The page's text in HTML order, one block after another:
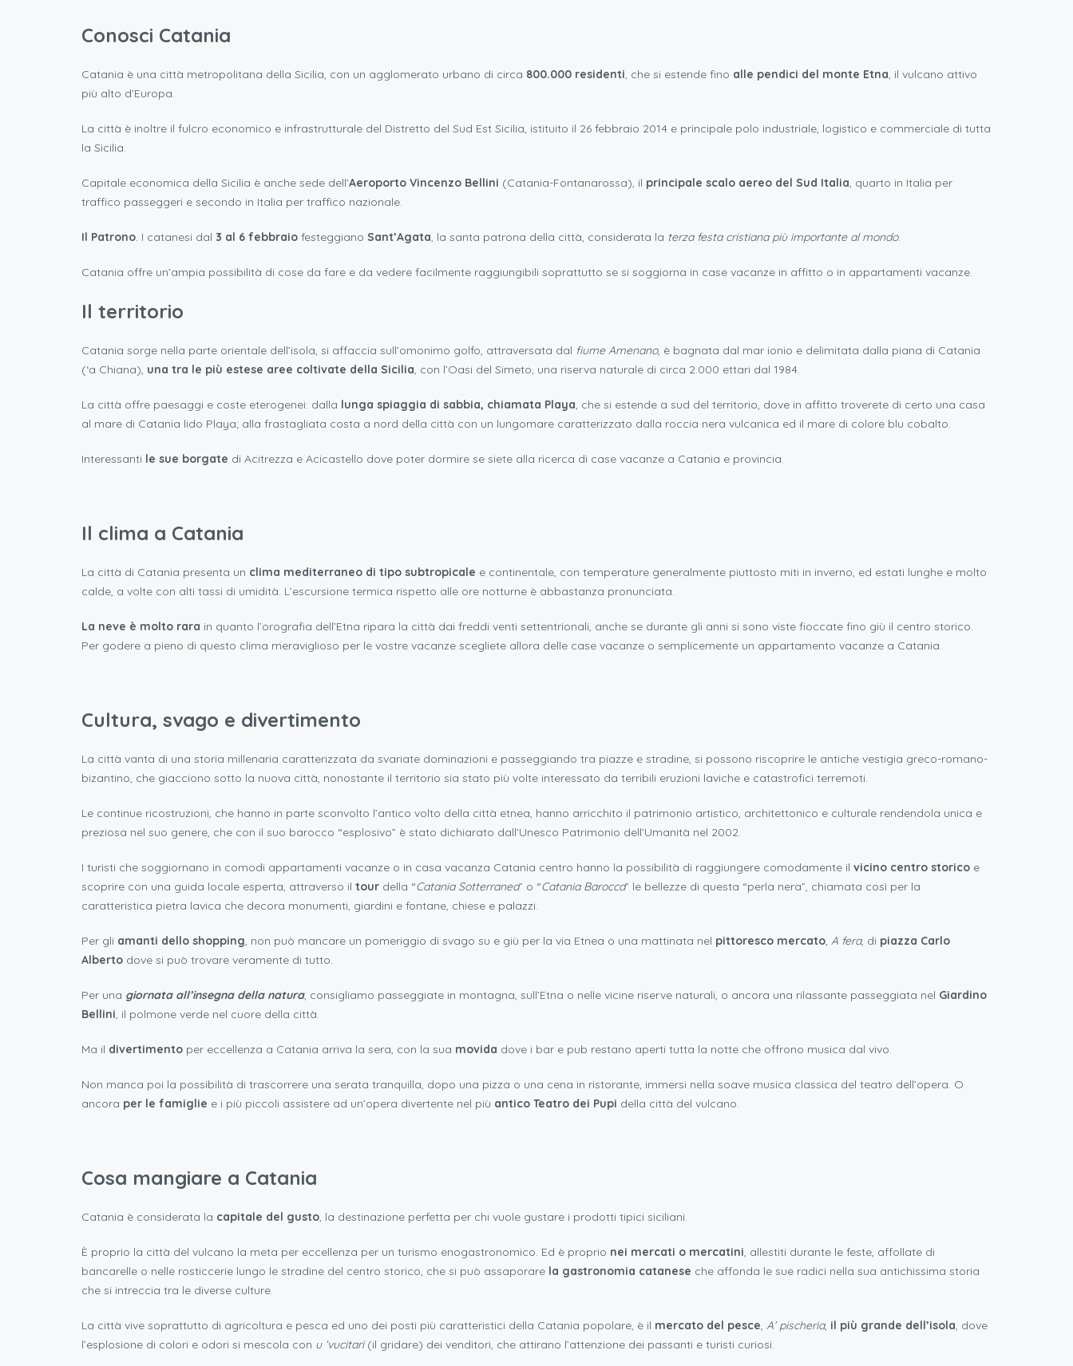
Conosci Catania
Catania è una città metropolitana della Sicilia, con un agglomerato urbano di circa 800.000 residenti, che si estende fino alle pendici del monte Etna, il vulcano attivo
più alto d’Europa.
La città è inoltre il fulcro economico e infrastrutturale del Distretto del Sud Est Sicilia, istituito il 26 febbraio 2014 e principale polo industriale, logistico e commerciale di tutta
la Sicilia.
Capitale economica della Sicilia è anche sede dell’Aeroporto Vincenzo Bellini (Catania-Fontanarossa), il principale scalo aereo del Sud Italia, quarto in Italia per
traffico passeggeri e secondo in Italia per traffico nazionale.
Il Patrono. I catanesi dal 3 al 6 febbraio festeggiano Sant’Agata, la santa patrona della città, considerata la terza festa cristiana più importante al mondo.
Catania offre un’ampia possibilità di cose da fare e da vedere facilmente raggiungibili soprattutto se si soggiorna in case vacanze in affitto o in appartamenti vacanze.
Il territorio
Catania sorge nella parte orientale dell’isola, si affaccia sull’omonimo golfo, attraversata dal fiume Amenano, è bagnata dal mar ionio e delimitata dalla piana di Catania
(‘a Chiana), una tra le più estese aree coltivate della Sicilia, con l’Oasi del Simeto, una riserva naturale di circa 2.000 ettari dal 1984.
La città offre paesaggi e coste eterogenei: dalla lunga spiaggia di sabbia, chiamata Playa, che si estende a sud del territorio, dove in affitto troverete di certo una casa
al mare di Catania lido Playa; alla frastagliata costa a nord della città con un lungomare caratterizzato dalla roccia nera vulcanica ed il mare di colore blu cobalto.
Interessanti le sue borgate di Acitrezza e Acicastello dove poter dormire se siete alla ricerca di case vacanze a Catania e provincia.
Il clima a Catania
La città di Catania presenta un clima mediterraneo di tipo subtropicale e continentale, con temperature generalmente piuttosto miti in inverno, ed estati lunghe e molto
calde, a volte con alti tassi di umidità. L’escursione termica rispetto alle ore notturne è abbastanza pronunciata.
La neve è molto rara in quanto l’orografia dell’Etna ripara la città dai freddi venti settentrionali, anche se durante gli anni si sono viste fioccate fino giù il centro storico.
Per godere a pieno di questo clima meraviglioso per le vostre vacanze scegliete allora delle case vacanze o semplicemente un appartamento vacanze a Catania.
Cultura, svago e divertimento
La città vanta di una storia millenaria caratterizzata da svariate dominazioni e passeggiando tra piazze e stradine, si possono riscoprire le antiche vestigia greco-romano-
bizantino, che giacciono sotto la nuova città, nonostante il territorio sia stato più volte interessato da terribili eruzioni laviche e catastrofici terremoti.
Le continue ricostruzioni, che hanno in parte sconvolto l’antico volto della città etnea, hanno arricchito il patrimonio artistico, architettonico e culturale rendendola unica e
preziosa nel suo genere, che con il suo barocco “esplosivo” è stato dichiarato dall’Unesco Patrimonio dell’Umanità nel 2002.
I turisti che soggiornano in comodi appartamenti vacanze o in casa vacanza Catania centro hanno la possibilità di raggiungere comodamente il vicino centro storico e
scoprire con una guida locale esperta, attraverso il tour della “Catania Sotterranea” o “Catania Barocca” le bellezze di questa “perla nera”, chiamata così per la
caratteristica pietra lavica che decora monumenti, giardini e fontane, chiese e palazzi.
Per gli amanti dello shopping, non può mancare un pomeriggio di svago su e giù per la via Etnea o una mattinata nel pittoresco mercato, A fera, di piazza Carlo
Alberto dove si può trovare veramente di tutto.
Per una giornata all’insegna della natura, consigliamo passeggiate in montagna, sull’Etna o nelle vicine riserve naturali, o ancora una rilassante passeggiata nel Giardino
Bellini, il polmone verde nel cuore della città.
Ma il divertimento per eccellenza a Catania arriva la sera, con la sua movida dove i bar e pub restano aperti tutta la notte che offrono musica dal vivo.
Non manca poi la possibilità di trascorrere una serata tranquilla, dopo una pizza o una cena in ristorante, immersi nella soave musica classica del teatro dell’opera. O
ancora per le famiglie e i più piccoli assistere ad un’opera divertente nel più antico Teatro dei Pupi della città del vulcano.
Cosa mangiare a Catania
Catania è considerata la capitale del gusto, la destinazione perfetta per chi vuole gustare i prodotti tipici siciliani.
È proprio la città del vulcano la meta per eccellenza per un turismo enogastronomico. Ed è proprio nei mercati o mercatini, allestiti durante le feste, affollate di
bancarelle o nelle rosticcerie lungo le stradine del centro storico, che si può assaporare la gastronomia catanese che affonda le sue radici nella sua antichissima storia
che si intreccia tra le diverse culture.
La città vive soprattutto di agricoltura e pesca ed uno dei posti più caratteristici della Catania popolare, è il mercato del pesce, A’ pischeria, il più grande dell’isola, dove
l’esplosione di colori e odori si mescola con u ‘vucitari(il gridare) dei venditori, che attirano l’attenzione dei passanti e turisti curiosi.